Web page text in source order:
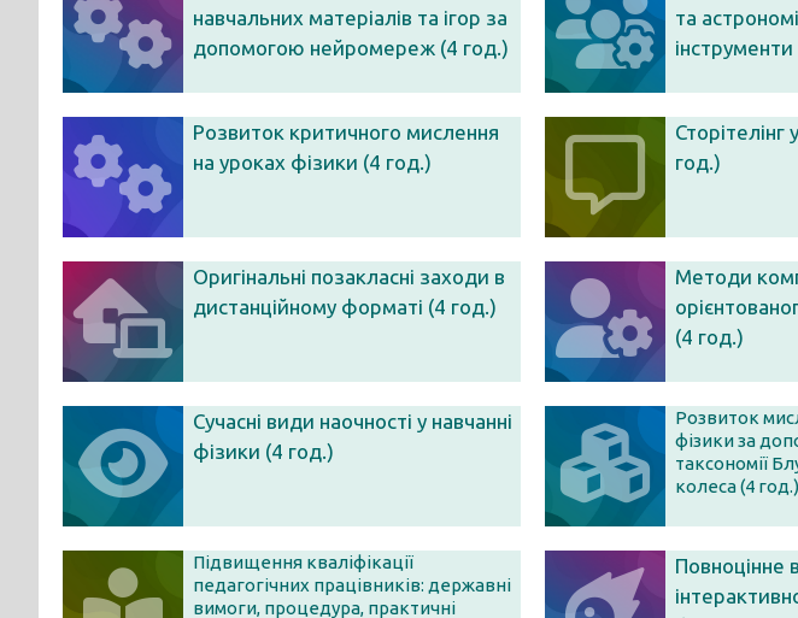
навчальних матеріалів та ігор за
допомогою нейромереж (4 год.)
та
Розвиток критичного мислення
на уроках фізики (4 год.)
Сторітелінг
год.)
Оригінальні позакласні заходи в
дистанційному форматі (4 год.)
Методи
(4 год.)
Сучасні види наочності у навчанні
фізики (4 год.)
Розвиток
фізики за
таксономії
колеса (4 год.)
Підвищення кваліфікації
педагогічних працівників: державні
вимоги, процедура, практичні
Повноцінне